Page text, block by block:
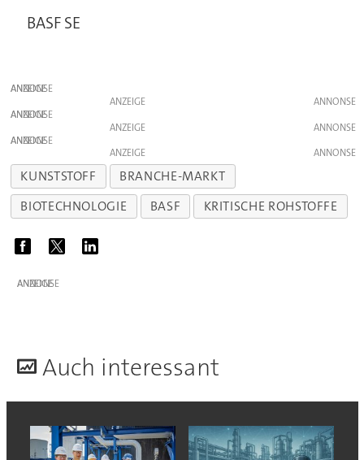
BASF SE
ANZEIGE
ANZEIGE
ANZEIGE
ANZEIGE
ANZEIGE
ANZEIGE
KUNSTSTOFF
BRANCHE-MARKT
BIOTECHNOLOGIE
BASF KRITISCHE ROHSTOFFE
ANZEIGE
Auch interessant